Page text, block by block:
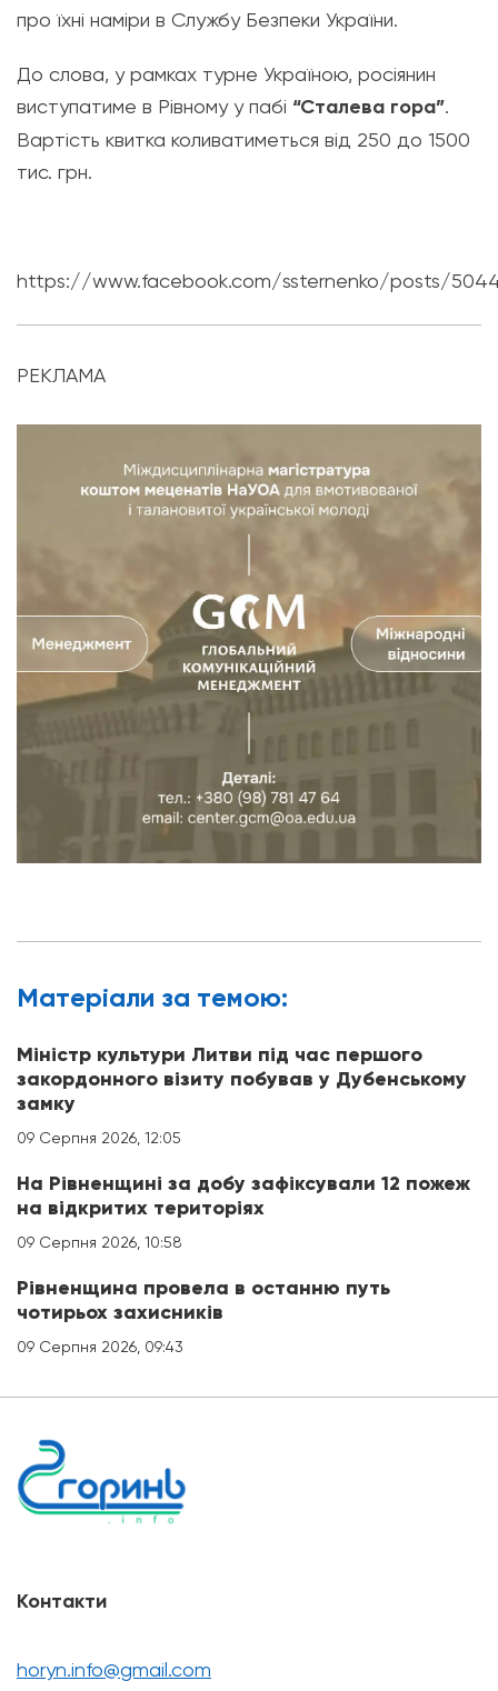
про їхні наміри в Службу Безпеки України.
До слова, у рамках турне Україною, росіянин
виступатиме в Рівному у пабі “Сталева гора”.
Вартість квитка коливатиметься від 250 до 1500
тис. грн.
https://www.facebook.com/ssternenko/posts/
РЕКЛАМА
Матерiали за темою:
Міністр культури Литви під час першого
закордонного візиту побував у Дубенському
замку
09 Серпня 2026, 12:05
На Рівненщині за добу зафіксували 12 пожеж
на відкритих територіях
09 Серпня 2026, 10:58
Рівненщина провела в останню путь
чотирьох захисників
09 Серпня 2026, 09:43
Контакти
horyn.info@gmail.com